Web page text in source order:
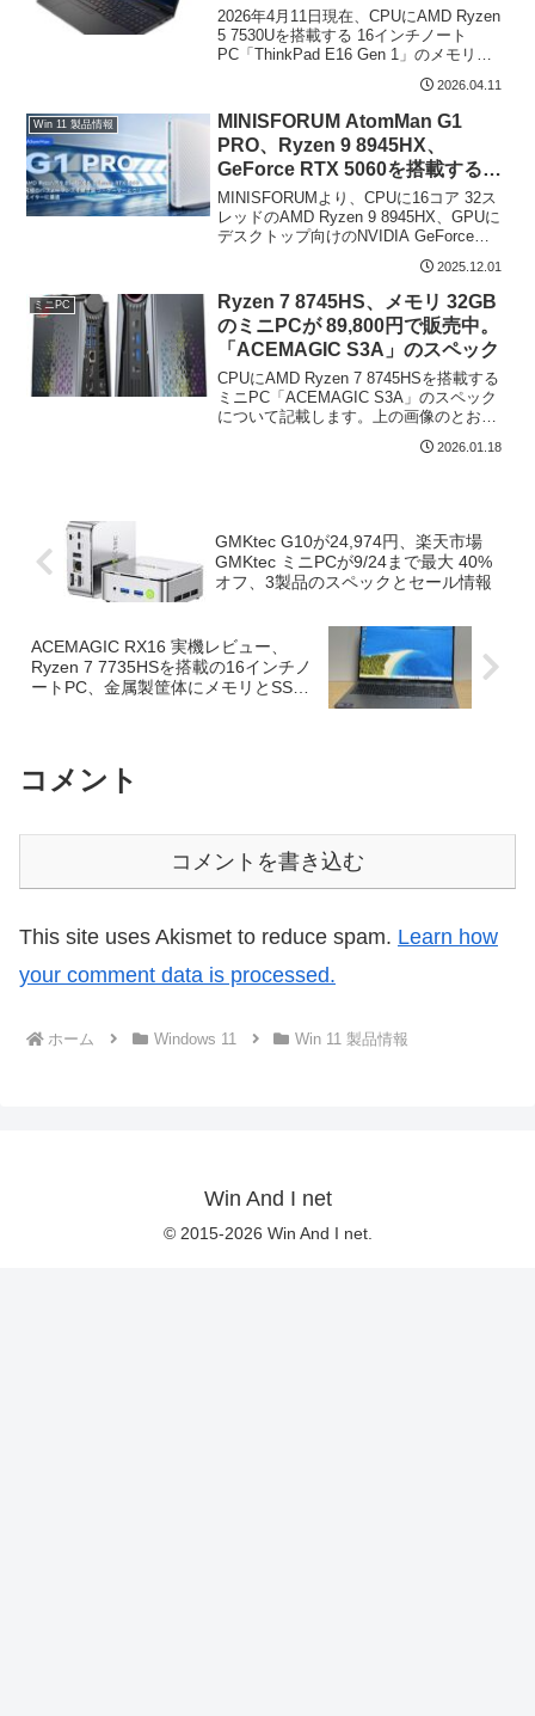
販売中
2026年4月11日現在、CPUにAMD Ryzen
5 7530Uを搭載する 16インチノート
PC「ThinkPad E16 Gen 1」のメモリ
16GB / SSD 256GBモデルが、99,800円
で販売中です。旧モデルとなり、新モ...
2026.04.11
Win 11 製品情報
MINISFORUM AtomMan G1
PRO、Ryzen 9 8945HX、
GeForce RTX 5060を搭載する
PCが 公式ストアでラインナップ
MINISFORUMより、CPUに16コア 32ス
レッドのAMD Ryzen 9 8945HX、GPUに
デスクトップ向けのNVIDIA GeForce
2025.12.01
ミニPC
Ryzen 7 8745HS、メモリ 32GB
のミニPCが 89,800円で販売中。
「ACEMAGIC S3A」のスペック
CPUにAMD Ryzen 7 8745HSを搭載する
ミニPC「ACEMAGIC S3A」のスペック
について記載します。上の画像のとお
り、その独特なデザインから これまで記
事としての投稿を控えていたのですが、
2026.01.18
GMKtec G10が24,974円、楽天市場
GMKtec ミニPCが9/24まで最大 40%
オフ、3製品のスペックとセール情報
ACEMAGIC RX16 実機レビュー、
Ryzen 7 7735HSを搭載の16インチノ
ートPC、金属製筐体にメモリとSSD
コメント
コメントを書き込む
This site uses Akismet to reduce spam. Learn how
your comment data is processed.
ホーム Windows 11 Win 11 製品情報
Win And I net
© 2015-2026 Win And I net.